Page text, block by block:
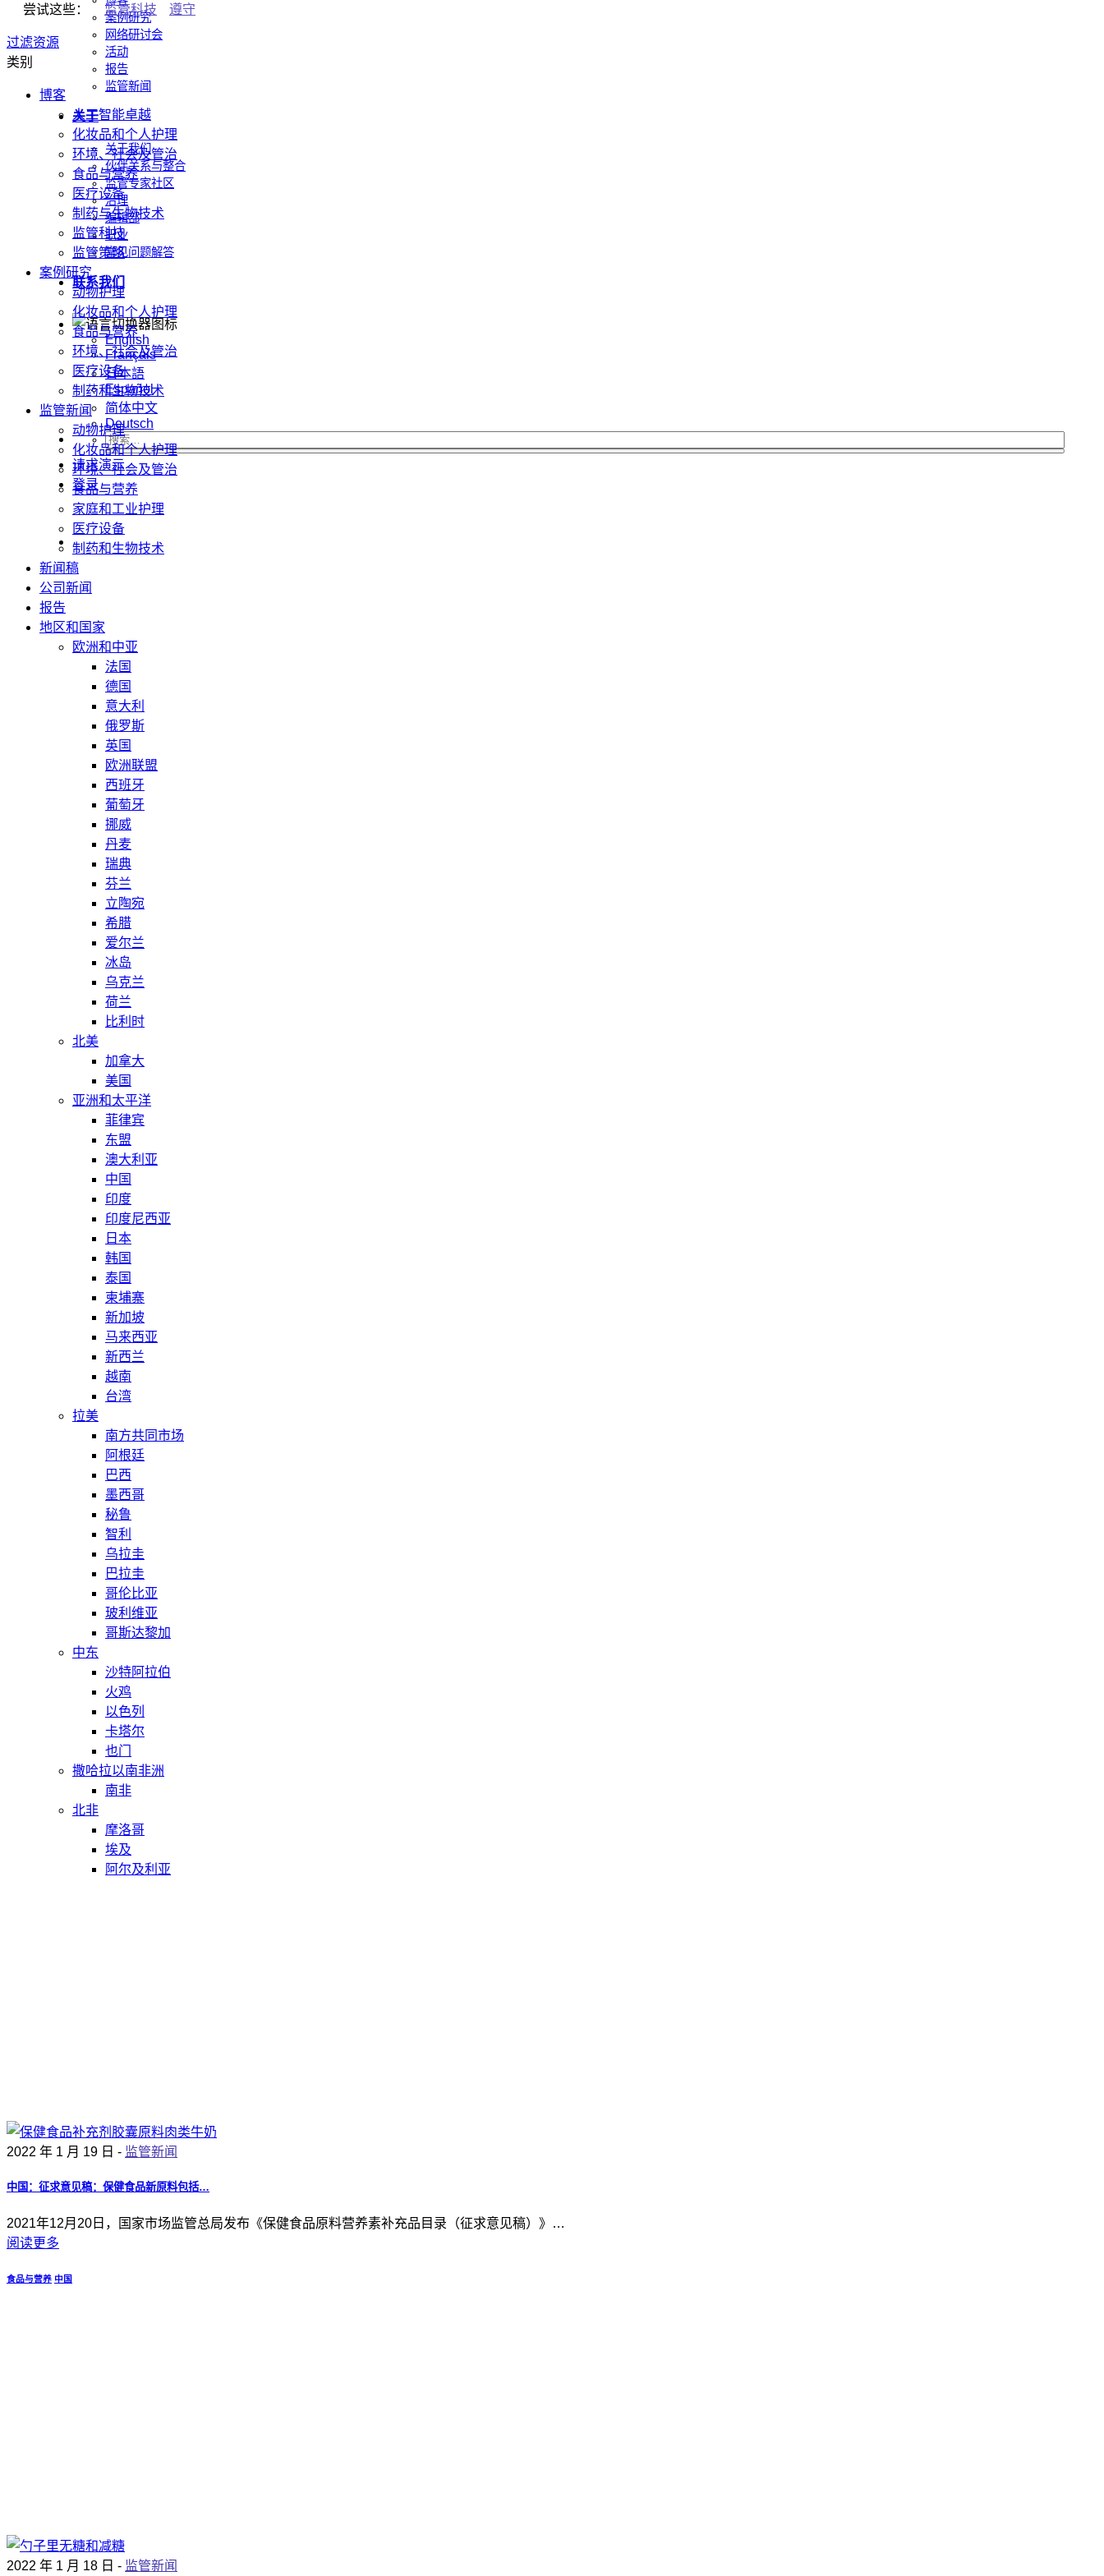
案例研究
网络研讨会
活动
报告
监管新闻
关于
关于我们
伙伴关系与整合
监管专家社区
治理
编辑部
职业
常见问题解答
联系我们
English
Français
日本語
Español
简体中文
Deutsch
请求演示
登录
尝试这些： 监管科技 遵守
过滤资源
类别
博客
人工智能卓越
化妆品和个人护理
环境、社会及管治
食品与营养
医疗设备
制药与生物技术
监管科技
监管策略
案例研究
动物护理
化妆品和个人护理
食品与营养
环境、社会及管治
医疗设备
制药和生物技术
监管新闻
动物护理
化妆品和个人护理
环境、社会及管治
食品与营养
家庭和工业护理
医疗设备
制药和生物技术
新闻稿
公司新闻
报告
地区和国家
欧洲和中亚
法国
德国
意大利
俄罗斯
英国
欧洲联盟
西班牙
葡萄牙
挪威
丹麦
瑞典
芬兰
立陶宛
希腊
爱尔兰
冰岛
乌克兰
荷兰
比利时
北美
加拿大
美国
亚洲和太平洋
菲律宾
东盟
澳大利亚
中国
印度
印度尼西亚
日本
韩国
泰国
柬埔寨
新加坡
马来西亚
新西兰
越南
台湾
拉美
南方共同市场
阿根廷
巴西
墨西哥
秘鲁
智利
乌拉圭
巴拉圭
哥伦比亚
玻利维亚
哥斯达黎加
中东
沙特阿拉伯
火鸡
以色列
卡塔尔
也门
撒哈拉以南非洲
南非
北非
摩洛哥
埃及
阿尔及利亚
2022 年 1 月 19 日 - 监管新闻
中国：征求意见稿：保健食品新原料包括…
2021年12月20日，国家市场监管总局发布《保健食品原料营养素补充品目录（征求意见稿）》…
阅读更多
食品与营养 中国
2022 年 1 月 18 日 - 监管新闻